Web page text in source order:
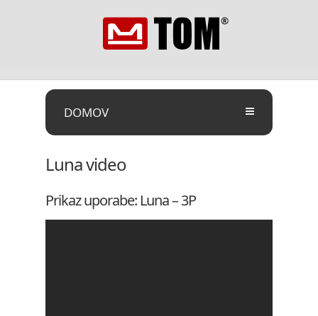
DOMOV
Luna video
Prikaz uporabe: Luna – 3P